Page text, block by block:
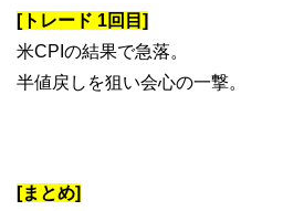
[トレード 1回目]
米CPIの結果で急落。
半値戻しを狙い会心の一撃。
[まとめ]